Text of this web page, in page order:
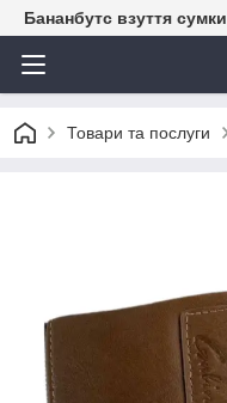
Бананбутс взуття
Товари та послуги